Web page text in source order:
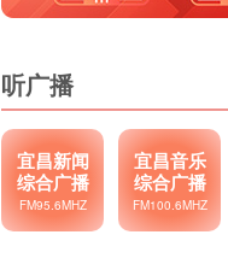
听广播
宜昌新闻
综合广播
FM95.6MHZ
宜昌音乐
综合广播
FM100.6MHZ